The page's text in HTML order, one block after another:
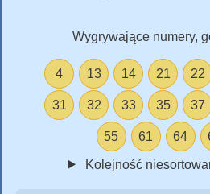
Wygrywające numery,
4 13 14 21 22
31 32 33 35 37
55 61 64
Kolejność